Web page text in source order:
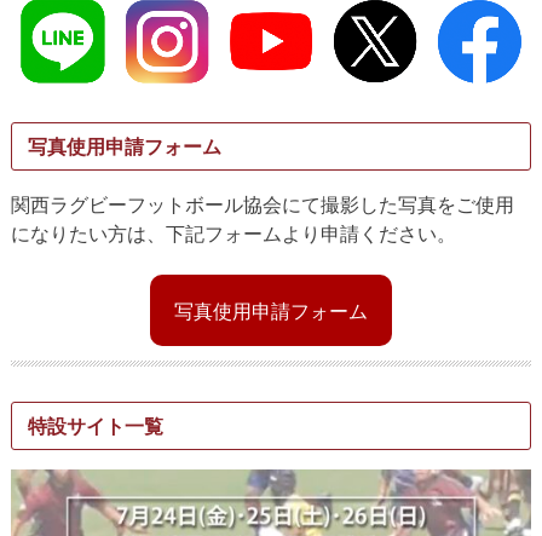
写真使用申請フォーム
関西ラグビーフットボール協会にて撮影した写真をご使用
になりたい方は、下記フォームより申請ください。
写真使用申請フォーム
特設サイト一覧